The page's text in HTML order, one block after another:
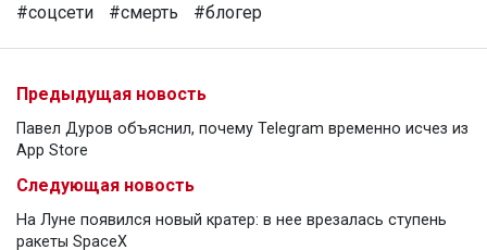
#соцсети #смерть #блогер
Предыдущая новость
Павел Дуров объяснил, почему Telegram временно исчез из
App Store
Следующая новость
На Луне появился новый кратер: в нее врезалась ступень
ракеты SpaceX